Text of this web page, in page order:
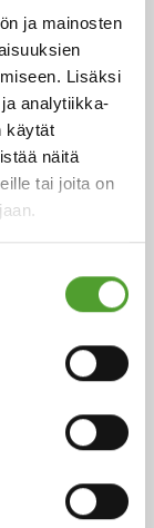
ja mainosten
Lisäksi
analytiikka-
käytät
näitä
tai joita on
syödyistä
maun,
Lue lisää